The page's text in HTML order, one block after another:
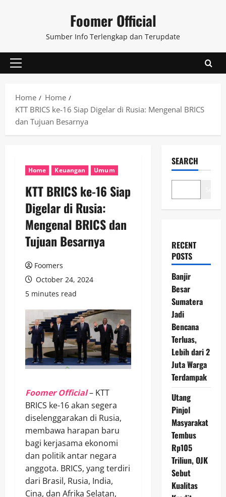
Foomer Official
Sumber Info Terlengkap dan Terupdate
Primary
Home
Home
KTT BRICS ke-16 Siap Digelar di Rusia: Mengenal BRICS
dan Tujuan Besarnya
Home Keuangan Umum
KTT BRICS ke-16 Siap
Digelar di Rusia:
Mengenal BRICS dan
Tujuan Besarnya
Foomers
October 24, 2024
5 minutes read
Foomer Official– KTT
BRICS ke-16 akan segera
diselenggarakan di Rusia,
membawa harapan baru
bagi kerjasama ekonomi
dan politik antar negara
anggota. BRICS, yang terdiri
dari Brasil, Rusia, India,
Cina, dan Afrika Selatan,
SEARCH
RECENT
POSTS
Banjir
Besar
Sumatera
Jadi
Bencana
Terluas,
Lebih dari 2
Juta Warga
Terdampak
Utang
Pinjol
Masyarakat
Tembus
Rp105
Triliun, OJK
Sebut
Kualitas